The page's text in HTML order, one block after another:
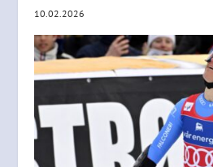
10.02.2026